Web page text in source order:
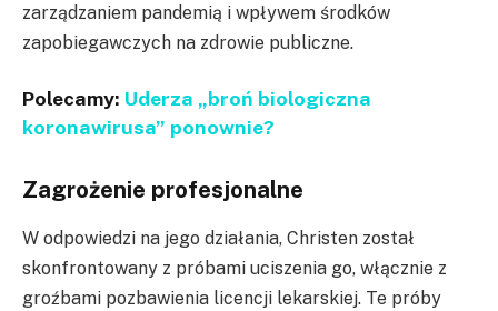
zarządzaniem pandemią i wpływem środków
zapobiegawczych na zdrowie publiczne.
Polecamy: Uderza „broń biologiczna
koronawirusa” ponownie?
Zagrożenie profesjonalne
W odpowiedzi na jego działania, Christen został
skonfrontowany z próbami uciszenia go, włącznie z
groźbami pozbawienia licencji lekarskiej. Te próby